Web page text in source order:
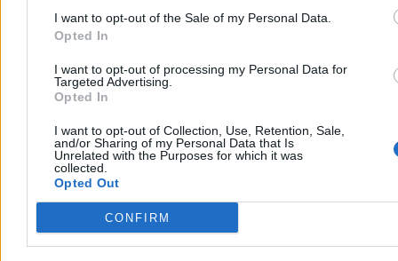
I want to opt-out of the Sale of my Personal Data.
Opted In
I want to opt-out of processing my Personal Data for
Targeted Advertising.
Opted In
I want to opt-out of Collection, Use, Retention, Sale,
and/or Sharing of my Personal Data that Is
Unrelated with the Purposes for which it was
collected.
Opted Out
CONFIRM
Początek XXI w. przyniósł absolutną dominację wiary w korzyści